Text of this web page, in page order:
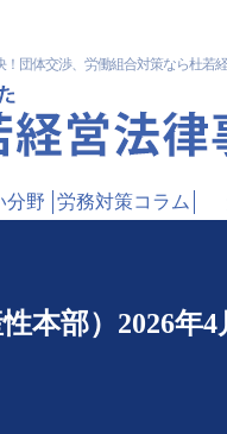
団体交渉、労働組合対策なら杜若
分野 労務対策コラム
本部）2026年4